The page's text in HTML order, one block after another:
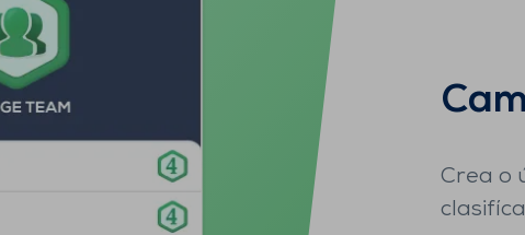
Crea o